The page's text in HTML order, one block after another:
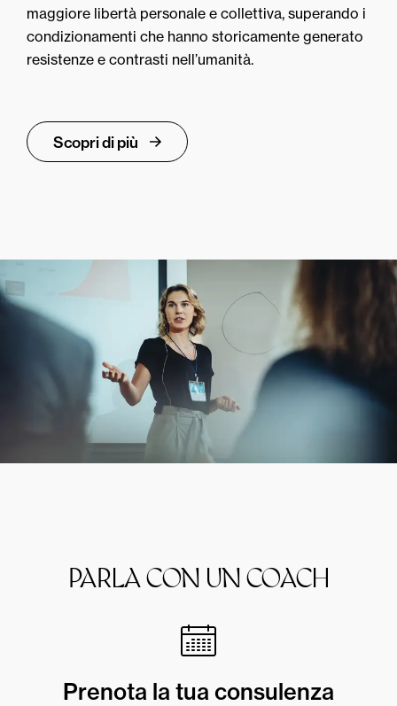
maggiore libertà personale e collettiva, superando i
condizionamenti che hanno storicamente generato
resistenze e contrasti nell’umanità.
Scopri di più
PARLA CON UN COACH
Prenota la tua consulenza